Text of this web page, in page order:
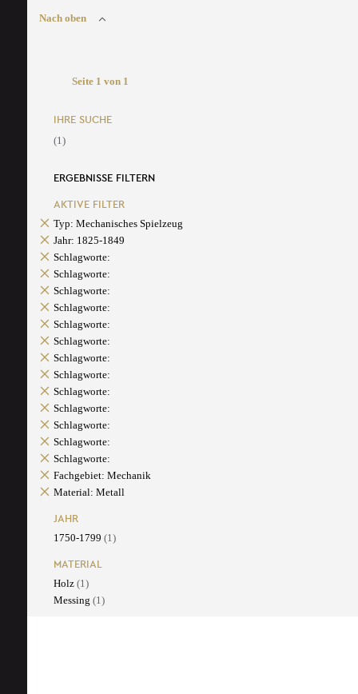
Nach oben
Seite 1 von 1
IHRE SUCHE
(1)
ERGEBNISSE FILTERN
AKTIVE FILTER
Typ: Mechanisches Spielzeug
Jahr: 1825-1849
Schlagworte:
Schlagworte:
Schlagworte:
Schlagworte:
Schlagworte:
Schlagworte:
Schlagworte:
Schlagworte:
Schlagworte:
Schlagworte:
Schlagworte:
Schlagworte:
Schlagworte:
Fachgebiet: Mechanik
Material: Metall
JAHR
1750-1799 (1)
MATERIAL
Holz (1)
Messing (1)